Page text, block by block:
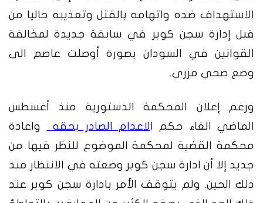
الاستهداف ضده واتهامه بالقتل وتعذيبه حاليا من
قبل إدارة سجن كوبر في سابقة جديدة لمخالفة
القوانين في السودان بصورة أوصلت عاصم الى
وضع صحي مزري.
ورغم إعلان المحكمة الدستورية منذ أغسطس
الماضي الغاء حكم ا
لاعدام الصادر بحقه
واعادة
محكمة القضية لمحكمة الموضوع للنظر فيها من
جديد إلا أن ادارة سجن كوبر وضعته في الانتظار منذ
ذلك الحين. ولم يتوقف الأمر بادارة سجن كوبر عند